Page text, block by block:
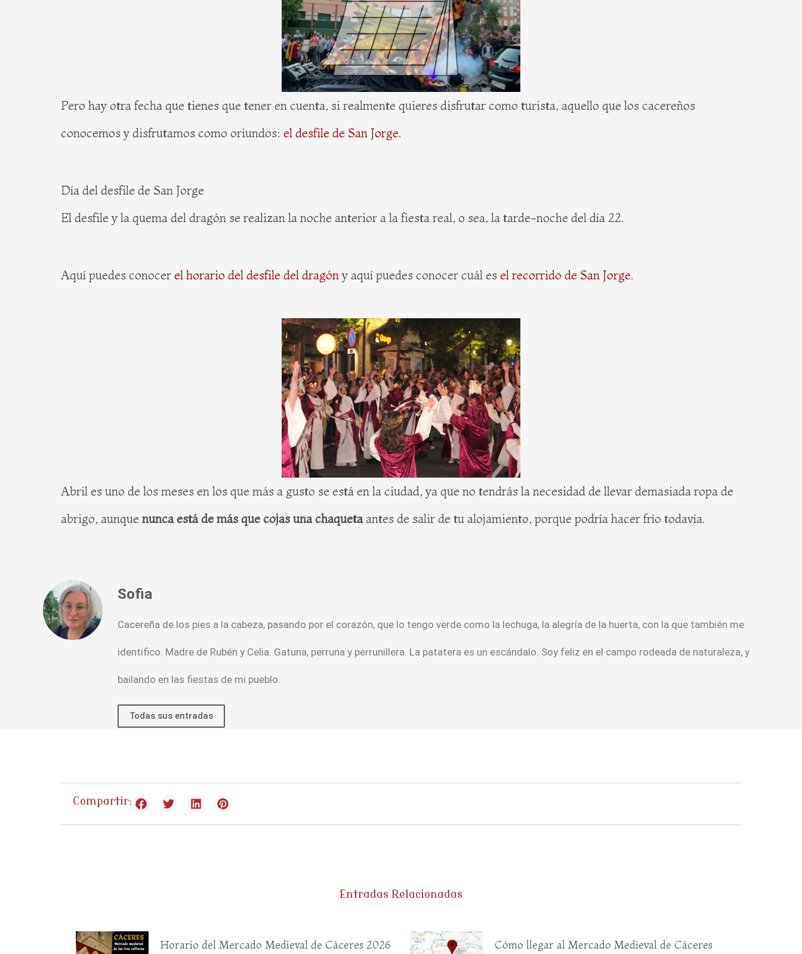
Pero hay otra fecha que tienes que tener en cuenta, si realmente quieres disfrutar como turista, aquello que los cacereños
conocemos y disfrutamos como oriundos: el desfile de San Jorge.
Día del desfile de San Jorge
El desfile y la quema del dragón se realizan la noche anterior a la fiesta real, o sea, la tarde-noche del día 22.
Aquí puedes conocer el horario del desfile del dragón y aquí puedes conocer cuál es el recorrido de San Jorge.
Abril es uno de los meses en los que más a gusto se está en la ciudad, ya que no tendrás la necesidad de llevar demasiada ropa de
abrigo, aunque nunca está de más que cojas una chaquetaantes de salir de tu alojamiento, porque podría hacer frío todavía.
Sofia
Cacereña de los pies a la cabeza, pasando por el corazón, que lo tengo verde como la lechuga, la alegría de la huerta, con la que también me
identifico. Madre de Rubén y Celia. Gatuna, perruna y perrunillera. La patatera es un escándalo. Soy feliz en el campo rodeada de naturaleza, y
bailando en las fiestas de mi pueblo.
Todas sus entradas
Compartir:
Entradas Relacionadas
Horario del Mercado Medieval de Cáceres 2026 Cómo llegar al Mercado Medieval de Cáceres